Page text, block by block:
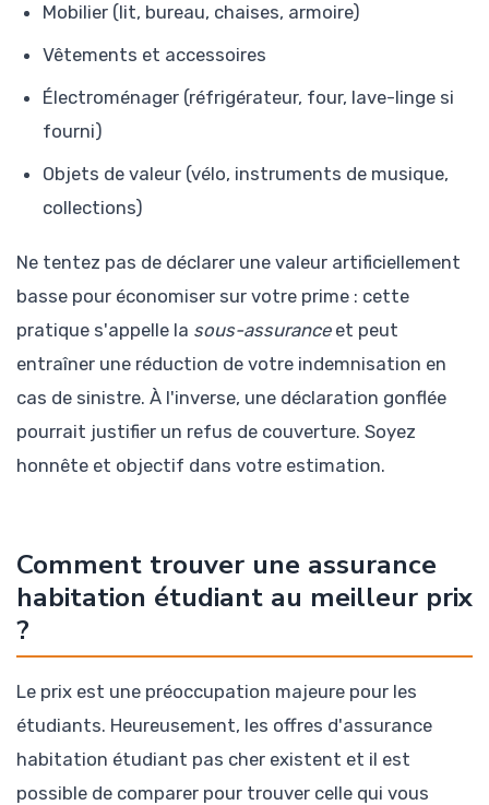
Mobilier (lit, bureau, chaises, armoire)
Vêtements et accessoires
Électroménager (réfrigérateur, four, lave-linge si
fourni)
Objets de valeur (vélo, instruments de musique,
collections)
Ne tentez pas de déclarer une valeur artificiellement
basse pour économiser sur votre prime : cette
pratique s'appelle la sous-assuranceet peut
entraîner une réduction de votre indemnisation en
cas de sinistre. À l'inverse, une déclaration gonflée
pourrait justifier un refus de couverture. Soyez
honnête et objectif dans votre estimation.
Comment trouver une assurance
habitation étudiant au meilleur prix
?
Le prix est une préoccupation majeure pour les
étudiants. Heureusement, les offres d'assurance
habitation étudiant pas cher existent et il est
possible de comparer pour trouver celle qui vous